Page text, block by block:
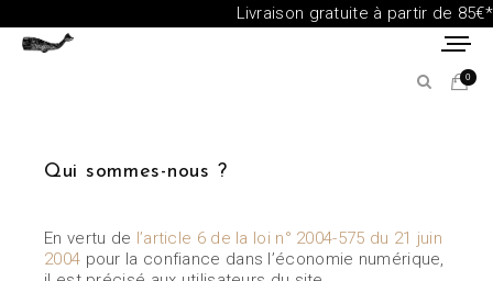
Livraison gratuite à partir de 85€*
0
Qui sommes-nous ?
En vertu de l’article 6 de la loi n° 2004-575 du 21 juin
2004 pour la confiance dans l’économie numérique,